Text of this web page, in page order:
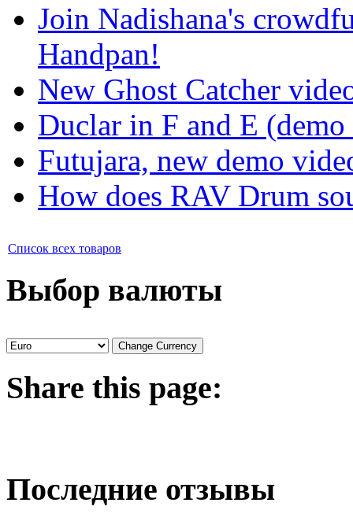
Join Nadishana's
Handpan!
New Ghost Catcher
Duclar in F and E
Futujara, new demo
How does RAV Drum
Список всех товаров
Выбор валюты
Share this page:
Последние отзывы